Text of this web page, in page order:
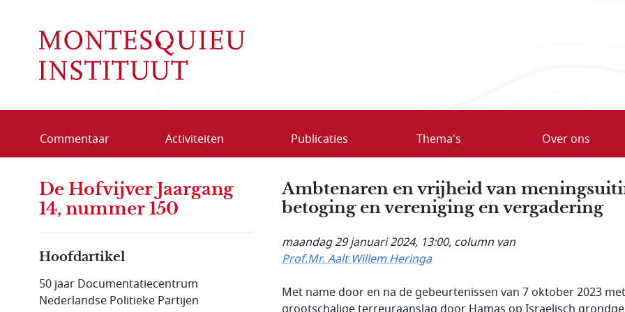
Commentaar Activiteiten Publicaties Thema's Over ons
Ambtenaren en vrijheid van
betoging en vereniging en vergadering
maandag 29 januari 2024, 13:00, column van
Prof.Mr. Aalt Willem Heringa
Met name door en na de gebeurtenissen van 7 oktober 2023
De Hofvijver Jaargang
14, nummer 150
Hoofdartikel
50 jaar Documentatie­centrum
Nederlandse Politieke Partijen